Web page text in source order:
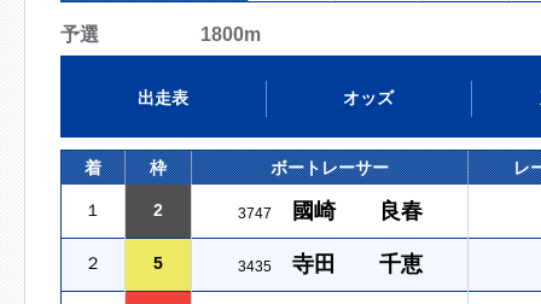
予選 1800m
出走表 オッズ
着 枠 ボートレーサー レ
１ 2 3747 國崎 良春
２ 5 3435 寺田 千恵